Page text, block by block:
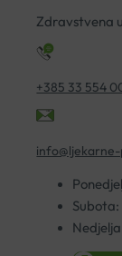
Zdravstvena
+385 33 554
Subota: